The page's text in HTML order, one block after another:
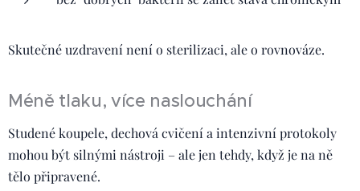
Skutečné uzdravení není o sterilizaci, ale o rovnováze.
Méně tlaku, více naslouchání
Studené koupele, dechová cvičení a intenzivní protokoly
mohou být silnými nástroji – ale jen tehdy, když je na ně
tělo připravené.